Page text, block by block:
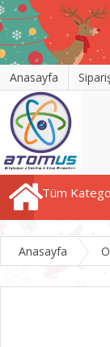
Anasayfa
Tüm
Anasayfa